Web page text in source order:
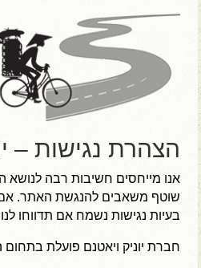
הצהרת נגישות –
אנו מייחסים חשיבות רבה לנושא
שוטף משאבים להנגשת האתר.
בעיות נגישות נשמח אם תדווחו
חברת יוניק ויאטנם פועלת בתחום